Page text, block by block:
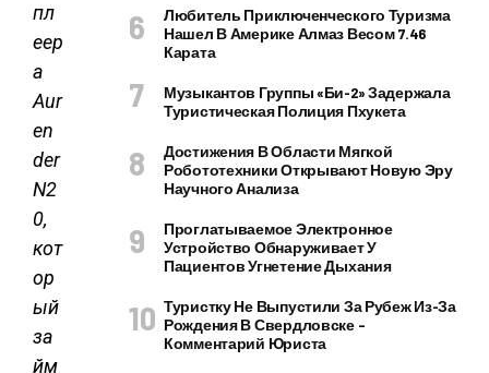
пл
еер
а
Aur
en
der
N2
0,
кот
ор
ый
за
йм
Любитель Приключенческого Туризма
Нашел В Америке Алмаз Весом 7.46
Карата
Музыкантов Группы «Би-2» Задержала
Туристическая Полиция Пхукета
Достижения В Области Мягкой
Робототехники Открывают Новую Эру
Научного Анализа
Проглатываемое Электронное
Устройство Обнаруживает У
Пациентов Угнетение Дыхания
Туристку Не Выпустили За Рубеж Из-За
Рождения В Свердловске –
Комментарий Юриста